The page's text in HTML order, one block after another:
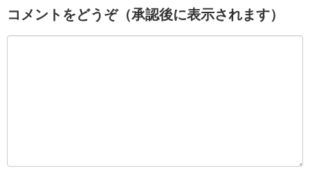
コメントをどうぞ（承認後に表示されます）